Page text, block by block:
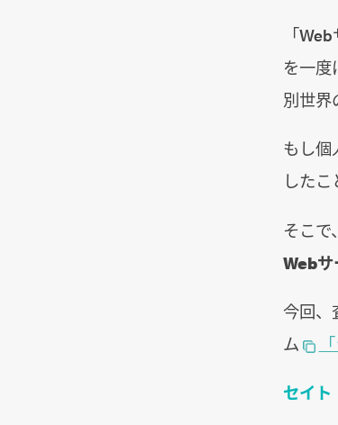
「
を一度
別世界
もし
した
そこで
Webサ
今回、
ム
セイト